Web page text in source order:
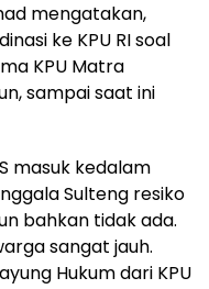
mengatakan,
ke KPU RI soal
KPU Matra
sampai saat ini
masuk kedalam
Sulteng resiko
bahkan tidak ada.
sangat jauh.
Hukum dari KPU